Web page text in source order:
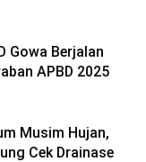
Gowa Berjalan
APBD 2025
Musim Hujan,
Cek Drainase